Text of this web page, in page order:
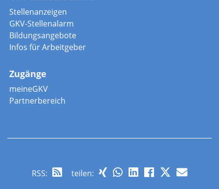
Stellenanzeigen
GKV-Stellenalarm
Bildungsangebote
Infos für Arbeitgeber
Zugänge
meineGKV
Partnerbereich
RSS: teilen: